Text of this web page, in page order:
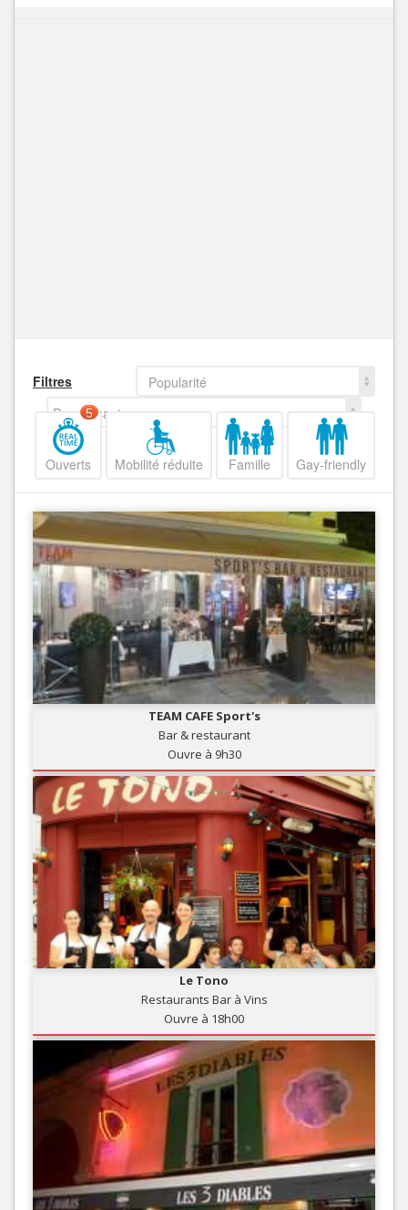
Filtres
Popularité
Decroissant
Ouverts
5
Mobilité réduite Famille Gay-friendly
TEAM CAFE Sport's
Bar & restaurant
Ouvre à 9h30
Le Tono
Restaurants Bar à Vins
Ouvre à 18h00